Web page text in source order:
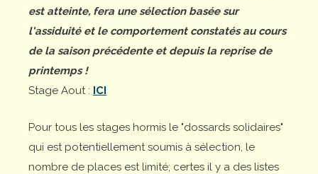
est atteinte, fera une sélection basée sur
l'assiduité et le comportement constatés au cours
de la saison précédente et depuis la reprise de
printemps !
Stage Aout : ICI
Pour tous les stages hormis le "dossards solidaires"
qui est potentiellement soumis à sélection, le
nombre de places est limité; certes il y a des listes